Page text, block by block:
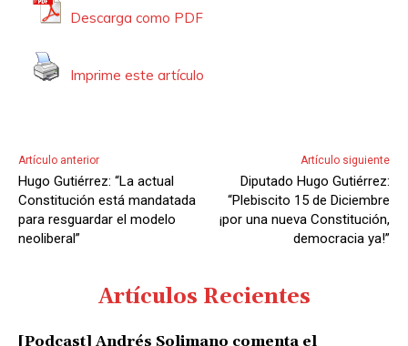
Descarga como PDF
Imprime este artículo
Artículo anterior
Hugo Gutiérrez: “La actual
Constitución está mandatada
para resguardar el modelo
neoliberal”
Artículo siguiente
Diputado Hugo Gutiérrez:
“Plebiscito 15 de Diciembre
¡por una nueva Constitución,
democracia ya!”
Artículos Recientes
[Podcast] Andrés Solimano comenta el